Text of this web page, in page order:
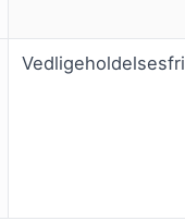
Vedligeholdelsesfri